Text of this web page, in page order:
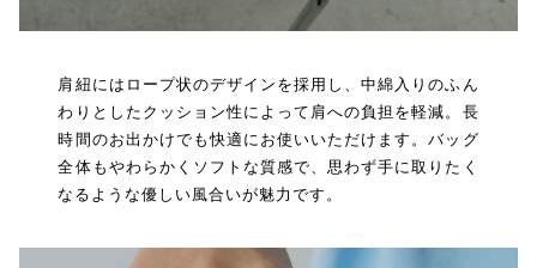
肩紐にはロープ状のデザインを採用し、中綿入りのふん
わりとしたクッション性によって肩への負担を軽減。長
時間のお出かけでも快適にお使いいただけます。バッグ
全体もやわらかくソフトな質感で、思わず手に取りたく
なるような優しい風合いが魅力です。